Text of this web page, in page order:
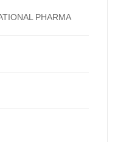
PHARMA